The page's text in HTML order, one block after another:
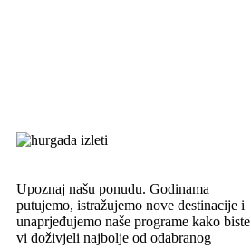
Upoznaj našu ponudu. Godinama
putujemo, istražujemo nove destinacije i
unaprjeđujemo naše programe kako biste
vi doživjeli najbolje od odabranog